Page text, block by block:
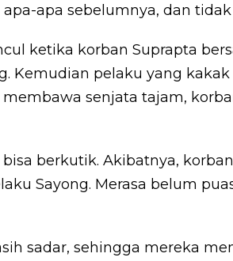
apa sebelumnya, dan tidak
ketika korban Suprapta
Kemudian pelaku yang
senjata tajam,
berkutik. Akibatnya,
Sayong. Merasa belum
sadar, sehingga mereka